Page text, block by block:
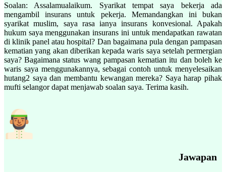
Soalan: Assalamualaikum. Syarikat tempat saya bekerja ada
mengambil insurans untuk pekerja. Memandangkan ini bukan
syarikat muslim, saya rasa ianya insurans konvesional. Apakah
hukum saya menggunakan insurans ini untuk mendapatkan rawatan
di klinik panel atau hospital? Dan bagaimana pula dengan pampasan
kematian yang akan diberikan kepada waris saya setelah permergian
saya? Bagaimana status wang pampasan kematian itu dan boleh ke
waris saya menggunakannya, sebagai contoh untuk menyelesaikan
hutang2 saya dan membantu kewangan mereka? Saya harap pihak
mufti selangor dapat menjawab soalan saya. Terima kasih.
Jawapan